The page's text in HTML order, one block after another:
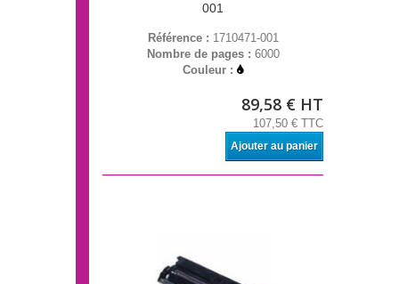
001
Référence : 1710471-001
Nombre de pages : 6000
Couleur :
89,58 € HT
107,50 € TTC
Ajouter au panier